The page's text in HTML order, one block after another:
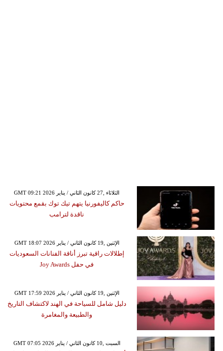
GMT 09:21 2026 الثلاثاء ,27 كانون الثاني / يناير
حاكم كاليفورنيا يتهم تيك توك بقمع محتويات
ناقدة لترامب
GMT 18:07 2026 الإثنين ,19 كانون الثاني / يناير
إطلالات راقية تبرز أناقة الفنانات السعوديات
في حفل Joy Awards
GMT 17:59 2026 الإثنين ,19 كانون الثاني / يناير
دليل شامل للسياحة في الهند لاكتشاف التاريخ
والطبيعة والمغامرة
GMT 07:05 2026 السبت ,10 كانون الثاني / يناير